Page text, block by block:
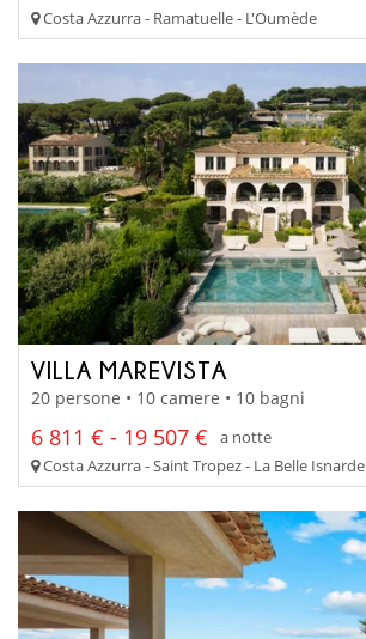
Costa Azzurra - Ramatuelle - L'Oumède
VILLA MAREVISTA
20 persone • 10 camere • 10 bagni
6 811 € - 19 507 €
a notte
Costa Azzurra - Saint Tropez - La Belle Isnarde